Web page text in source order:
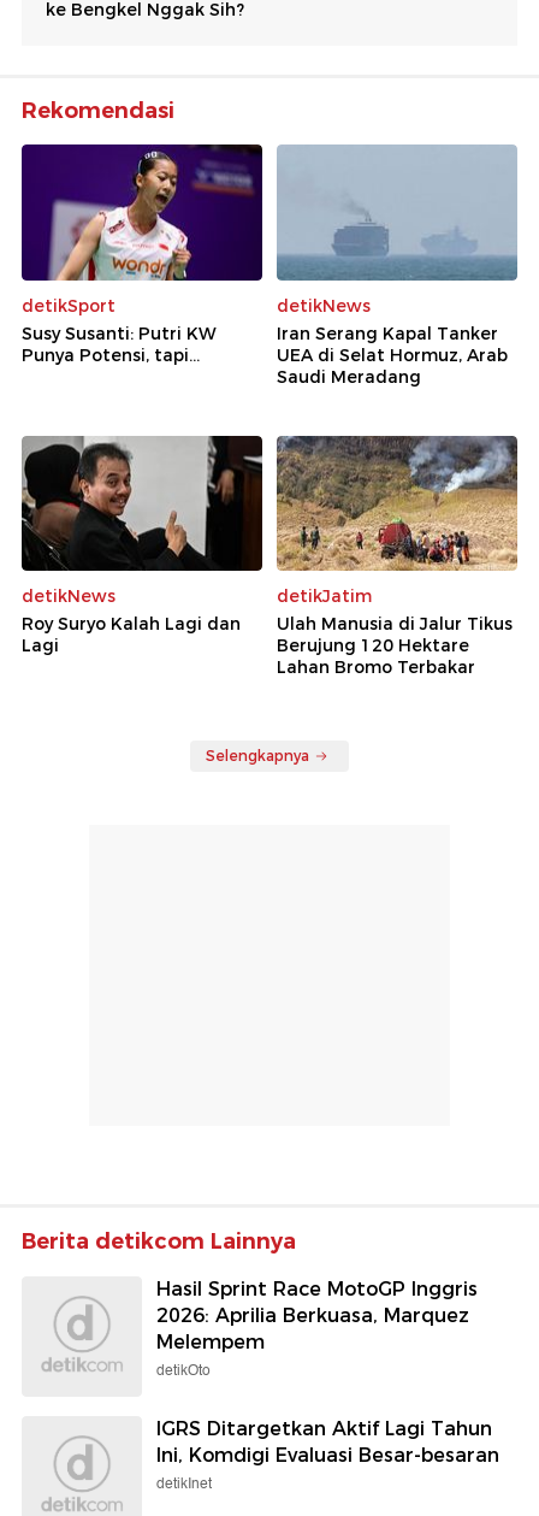
Rekomendasi
detikSport
Susy Susanti: Putri KW
Punya Potensi, tapi...
detikNews
Iran Serang Kapal Tanker
UEA di Selat Hormuz, Arab
Saudi Meradang
detikNews
Roy Suryo Kalah Lagi dan
Lagi
detikJatim
Ulah Manusia di Jalur Tikus
Berujung 120 Hektare
Lahan Bromo Terbakar
Selengkapnya
Berita detikcom Lainnya
Hasil Sprint Race MotoGP Inggris
2026: Aprilia Berkuasa, Marquez
Melempem
detikOto
IGRS Ditargetkan Aktif Lagi Tahun
Ini, Komdigi Evaluasi Besar-besaran
detikInet